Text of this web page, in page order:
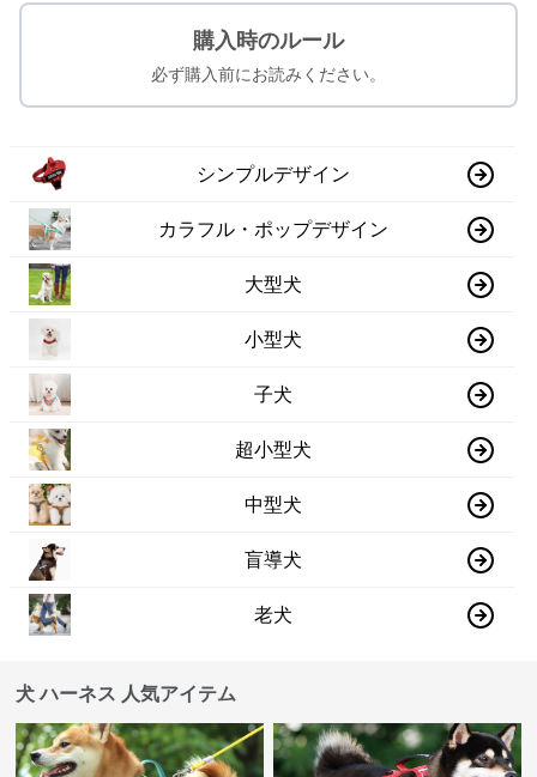
購入時のルール
必ず購入前にお読みください。
シンプルデザイン
カラフル・ポップデザイン
大型犬
小型犬
子犬
超小型犬
中型犬
盲導犬
老犬
犬 ハーネス 人気アイテム